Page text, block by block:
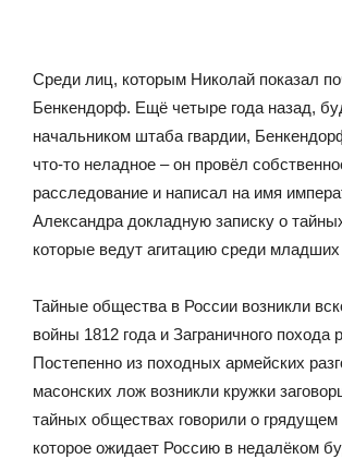
Среди лиц, которым Николай показал
Бенкендорф. Ещё четыре года назад,
начальником штаба гвардии,
что-то неладное – он провёл
расследование и написал на имя
Александра докладную записку о
которые ведут агитацию среди
Тайные общества в России возникли
войны 1812 года и Заграничного похода
Постепенно из походных армейских
масонских лож возникли кружки
тайных обществах говорили о грядущем
которое ожидает Россию в недалёком